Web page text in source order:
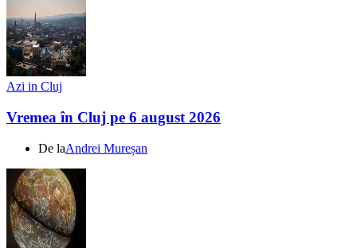
Azi in Cluj
Vremea în Cluj pe 6 august 2026
De laAndrei Mureșan